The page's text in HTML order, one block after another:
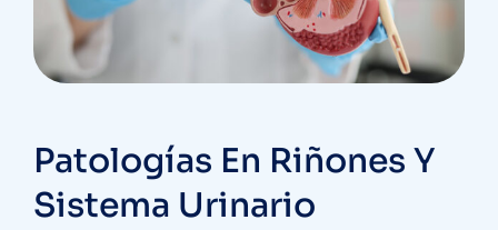
Patologías En Riñones Y
Sistema Urinario